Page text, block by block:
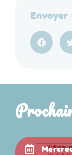
Envoyer